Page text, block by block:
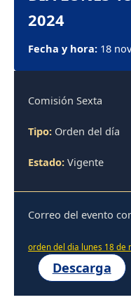
2024
Fecha y hora: 18
Comisión Sexta
Tipo: Orden del día
Estado: Vigente
Correo del evento
orden del dia lunes 18 de
Descarga